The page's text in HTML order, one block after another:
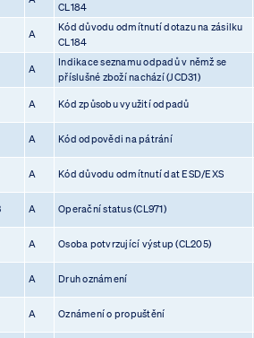
CL184
A
Kód důvodu odmítnutí dotazu na zásilku
CL184
A
Indikace seznamu odpadů v němž se
příslušné zboží nachází (JCD31)
A Kód způsobu využití odpadů
A Kód odpovědi na pátrání
A Kód důvodu odmítnutí dat ESD/EXS
A Operační status (CL971)
A Osoba potvrzující výstup (CL205)
A Druh oznámení
A Oznámení o propuštění